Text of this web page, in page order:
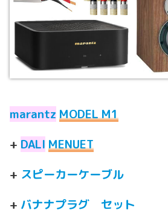
marantz MODEL M1
+ DALI MENUET
+ スピーカーケーブル
+ バナナプラグ セット